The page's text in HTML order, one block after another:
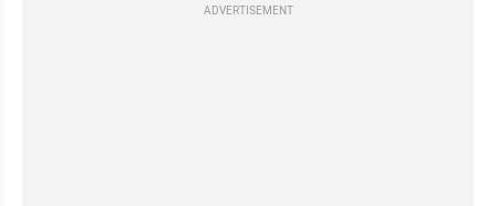
ADVERTISEMENT